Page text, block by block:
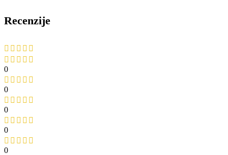
Recenzije
0
0
0
0
0